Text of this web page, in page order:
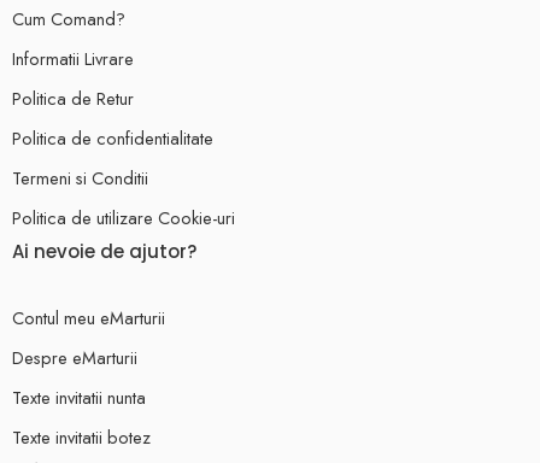
Cum Comand?
Informatii Livrare
Politica de Retur
Politica de confidentialitate
Termeni si Conditii
Politica de utilizare Cookie-uri
Ai nevoie de ajutor?
Contul meu eMarturii
Despre eMarturii
Texte invitatii nunta
Texte invitatii botez